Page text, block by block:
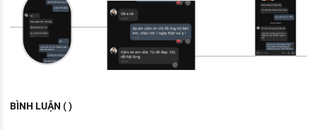
BÌNH LUẬN ( )